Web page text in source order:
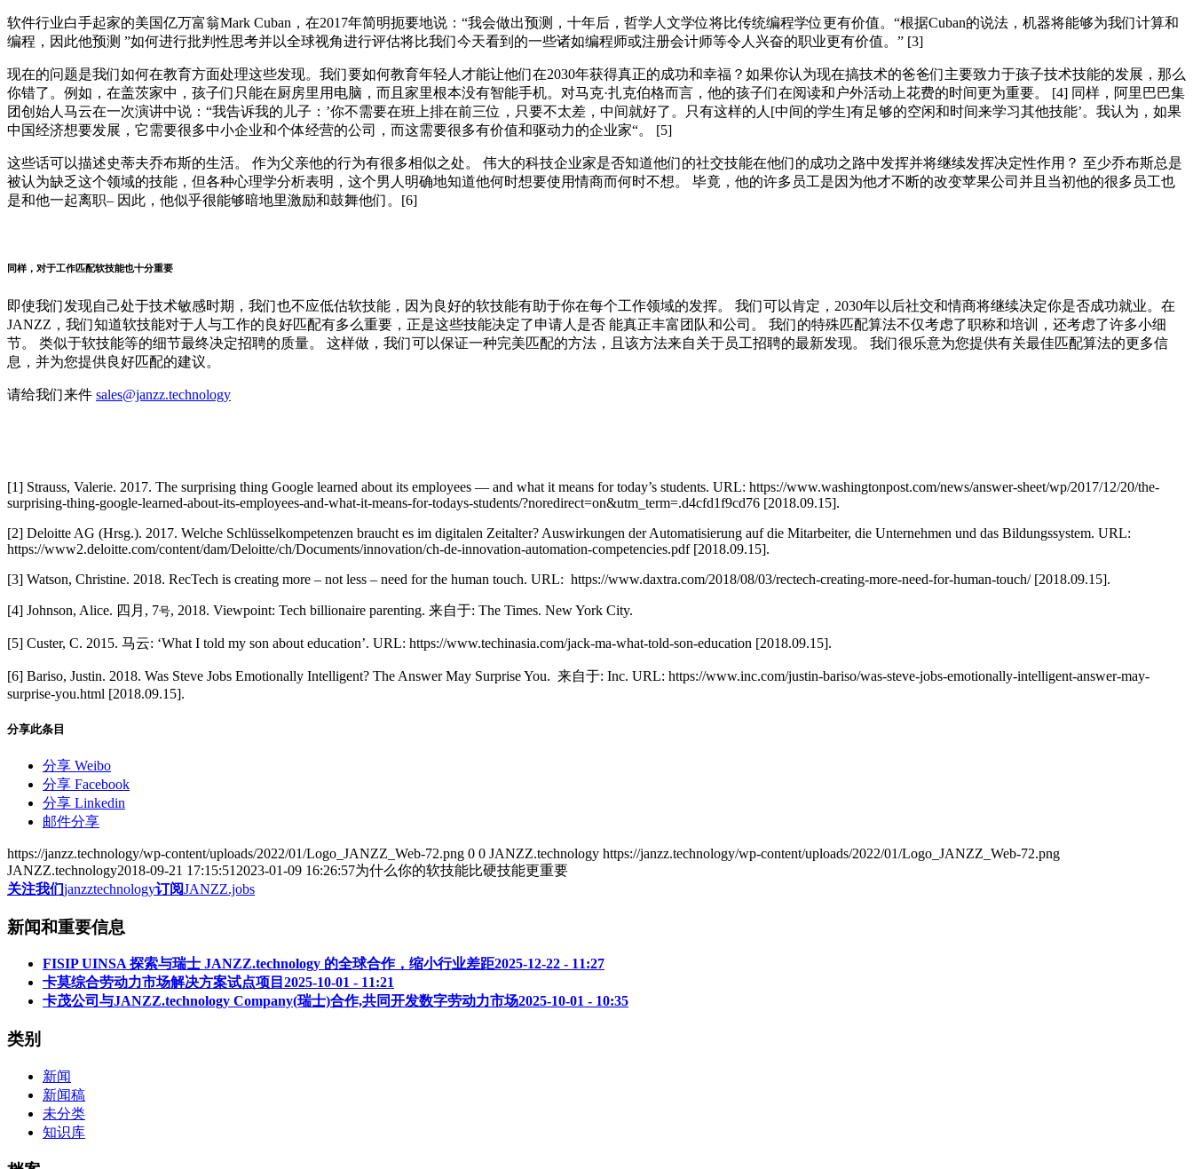
软件行业白手起家的美国亿万富翁Mark Cuban，在2017年简明扼要地说：“我会做出预测，十年后，哲学人文学位将比传统编程学位更有价值。“根据Cuban的说法，机器将能够为我们计算和
编程，因此他预测 ”如何进行批判性思考并以全球视角进行评估将比我们今天看到的一些诸如编程师或注册会计师等令人兴奋的职业更有价值。” [3]
现在的问题是我们如何在教育方面处理这些发现。我们要如何教育年轻人才能让他们在2030年获得真正的成功和幸福？如果你认为现在搞技术的爸爸们主要致力于孩子技术技能的发展，那么
你错了。例如，在盖茨家中，孩子们只能在厨房里用电脑，而且家里根本没有智能手机。对马克·扎克伯格而言，他的孩子们在阅读和户外活动上花费的时间更为重要。 [4] 同样，阿里巴巴集
团创始人马云在一次演讲中说：“我告诉我的儿子：’你不需要在班上排在前三位，只要不太差，中间就好了。只有这样的人[中间的学生]有足够的空闲和时间来学习其他技能’。我认为，如果
中国经济想要发展，它需要很多中小企业和个体经营的公司，而这需要很多有价值和驱动力的企业家“。 [5]
这些话可以描述史蒂夫乔布斯的生活。 作为父亲他的行为有很多相似之处。 伟大的科技企业家是否知道他们的社交技能在他们的成功之路中发挥并将继续发挥决定性作用？ 至少乔布斯总是
被认为缺乏这个领域的技能，但各种心理学分析表明，这个男人明确地知道他何时想要使用情商而何时不想。 毕竟，他的许多员工是因为他才不断的改变苹果公司并且当初他的很多员工也
是和他一起离职– 因此，他似乎很能够暗地里激励和鼓舞他们。[6]
同样，对于工作匹配软技能也十分重要
即使我们发现自己处于技术敏感时期，我们也不应低估软技能，因为良好的软技能有助于你在每个工作领域的发挥。 我们可以肯定，2030年以后社交和情商将继续决定你是否成功就业。在
JANZZ，我们知道软技能对于人与工作的良好匹配有多么重要，正是这些技能决定了申请人是否 能真正丰富团队和公司。 我们的特殊匹配算法不仅考虑了职称和培训，还考虑了许多小细
节。 类似于软技能等的细节最终决定招聘的质量。 这样做，我们可以保证一种完美匹配的方法，且该方法来自关于员工招聘的最新发现。 我们很乐意为您提供有关最佳匹配算法的更多信
息，并为您提供良好匹配的建议。
请给我们来件 sales@janzz.technology
[1] Strauss, Valerie. 2017. The surprising thing Google learned about its employees — and what it means for today’s students. URL: https://www.washingtonpost.com/news/answer-sheet/wp/2017/12/20/the-
surprising-thing-google-learned-about-its-employees-and-what-it-means-for-todays-students/?noredirect=on&utm_term=.d4cfd1f9cd76 [2018.09.15].
[2] Deloitte AG (Hrsg.). 2017. Welche Schlüsselkompetenzen braucht es im digitalen Zeitalter? Auswirkungen der Automatisierung auf die Mitarbeiter, die Unternehmen und das Bildungssystem. URL:
https://www2.deloitte.com/content/dam/Deloitte/ch/Documents/innovation/ch-de-innovation-automation-competencies.pdf [2018.09.15].
[3] Watson, Christine. 2018. RecTech is creating more – not less – need for the human touch. URL: https://www.daxtra.com/2018/08/03/rectech-creating-more-need-for-human-touch/ [2018.09.15].
[4] Johnson, Alice. 四月, 7号, 2018. Viewpoint: Tech billionaire parenting. 来自于: The Times. New York City.
[5] Custer, C. 2015. 马云: ‘What I told my son about education’. URL: https://www.techinasia.com/jack-ma-what-told-son-education [2018.09.15].
[6] Bariso, Justin. 2018. Was Steve Jobs Emotionally Intelligent? The Answer May Surprise You. 来自于: Inc. URL: https://www.inc.com/justin-bariso/was-steve-jobs-emotionally-intelligent-answer-may-
surprise-you.html [2018.09.15].
分享此条目
分享 Weibo
分享 Facebook
分享 Linkedin
邮件分享
https://janzz.technology/wp-content/uploads/2022/01/Logo_JANZZ_Web-72.png 0 0 JANZZ.technology https://janzz.technology/wp-content/uploads/2022/01/Logo_JANZZ_Web-72.png
JANZZ.technology2018-09-21 17:15:51 2023-01-09 16:26:57为什么你的软技能比硬技能更重要
关注我们janzztechnology订阅JANZZ.jobs
新闻和重要信息
FISIP UINSA 探索与瑞士 JANZZ.technology 的全球合作，缩小行业差距2025-12-22 - 11:27
卡莫综合劳动力市场解决方案试点项目 2025-10-01 - 11:21
卡茂公司与JANZZ.technology Company(瑞士)合作,共同开发数字劳动力市场2025-10-01 - 10:35
类别
新闻
新闻稿
未分类
知识库